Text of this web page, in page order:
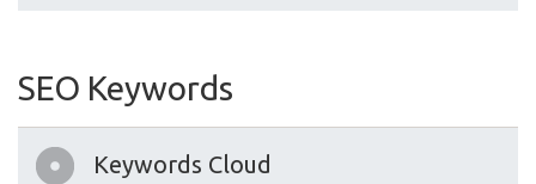
SEO Keywords
Keywords Cloud